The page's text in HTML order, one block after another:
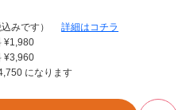
込みです） 詳細はコチラ
¥1,980
¥3,960
になります